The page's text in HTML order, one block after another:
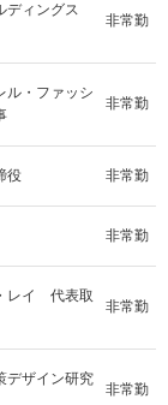
ディングス
非常勤
ル・ファッシ
非常勤
役 非常勤
非常勤
レイ 代表取
非常勤
デザイン研究
非常勤